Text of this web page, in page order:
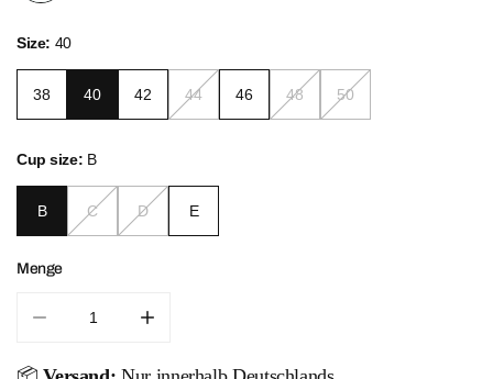
Size: 40
38 40 42 44 46 48 50
Cup size: B
B C D E
Menge